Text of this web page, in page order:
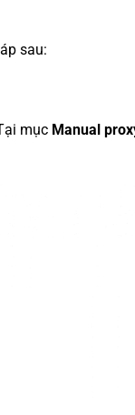
sau:
mục Manual